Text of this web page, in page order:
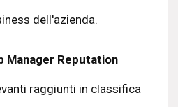
dell'azienda.
Manager Reputation
raggiunti in classifica